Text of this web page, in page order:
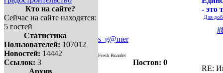
Кто на сайте?
Сейчас на сайте находятся:
5 гостей
Статистика
Пользователей: 107012
Новостей: 14442
Ссылок: 3
Архив
- это
Для
s_g@mer
Fresh Boarder
Постов: 0
RE: